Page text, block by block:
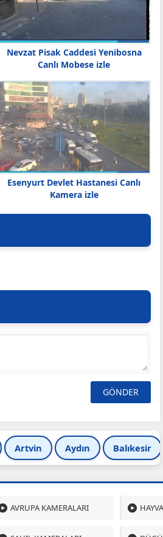
Nevzat Pisak Caddesi Yenibosna
Canlı Mobese izle
Esenyurt Devlet Hastanesi Canlı
Kamera izle
Artvin Aydın Balıkesir
AVRUPA KAMERALARI